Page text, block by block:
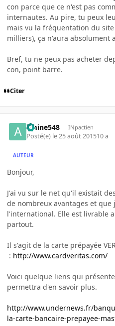
con parce que ce n'est pas
internautes. Au pire, tu peux
mais vu la fréquentation du
milliers), ça n'aura absolument
Bref, tu ne peux pas acheter
con, point barre.
Citer
amine548 INpactien
Posté(e) le 25 août 201510 a
AUTEUR
Bonjour,
J'ai vu sur le net qu'il existait
de nombreux avantages et que
l'international. Elle est livrable
partout.
Il s'agit de la carte prépayée
: http://www.cardveritas.com/
Voici quelque liens qui
permettra d'en savoir plus.
http://www.undernews.fr/
la-carte-bancaire-prepayee-